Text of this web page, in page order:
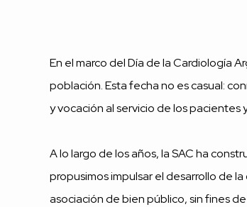
En el marco del Día de la Cardiología
población. Esta fecha no es casual:
y vocación al servicio de los pacientes
A lo largo de los años, la SAC ha
propusimos impulsar el desarrollo de
asociación de bien público, sin fines